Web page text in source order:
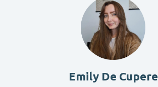
Emily De Cupere